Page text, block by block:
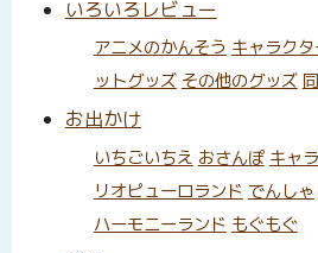
いろいろレビュー
アニメのかんそう キャラク
ットグッズ その他のグッズ
お出かけ
いちごいちえ おさんぽ キャ
リオピューロランド でんしゃ
ハーモニーランド もぐもぐ